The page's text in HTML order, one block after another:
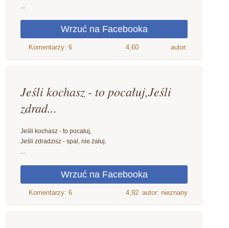
...
4,60 autor:
Jeśli kochasz - to pocałuj,Jeśli
zdrad...
Jeśli kochasz - to pocałuj,
Jeśli zdradzisz - spal, nie żałuj.
...
4,92 autor: nieznany